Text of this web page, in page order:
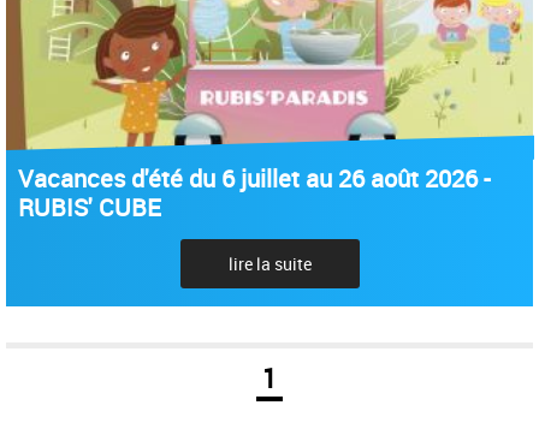
Vacances d'été du 6 juillet au 26 août 2026 -
RUBIS' CUBE
lire la suite
1